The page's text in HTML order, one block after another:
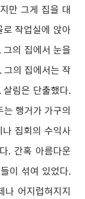
만 그게 집을 대
작업실에 앉아
의 집에서 눈을
그의 집에서는 작
림은 단출했다.
행거가 가구의
집회의 수익사
. 간혹 아름다운
이 섞여 있었다.
어지럽혀지지